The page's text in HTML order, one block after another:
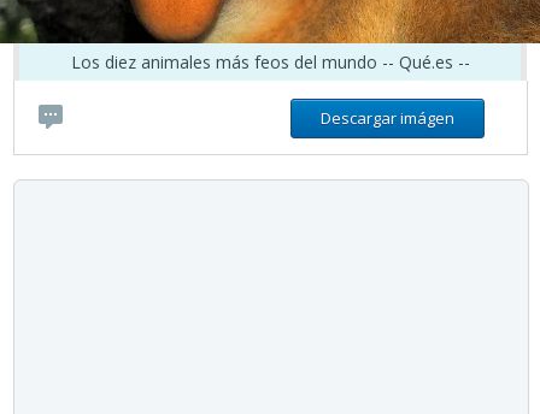
Los diez animales más feos del mundo -- Qué.es --
Descargar imágen